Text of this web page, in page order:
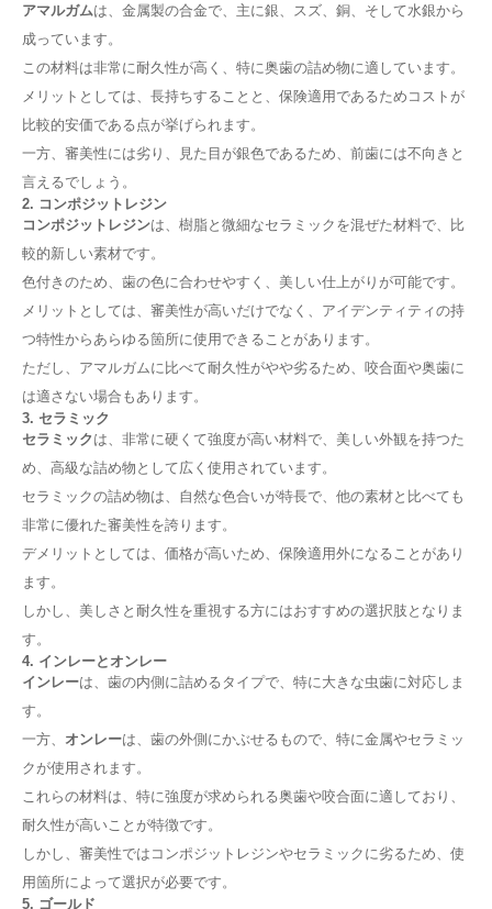
アマルガムは、金属製の合金で、主に銀、スズ、銅、そして水銀から
成っています。
この材料は非常に耐久性が高く、特に奥歯の詰め物に適しています。
メリットとしては、長持ちすることと、保険適用であるためコストが
比較的安価である点が挙げられます。
一方、審美性には劣り、見た目が銀色であるため、前歯には不向きと
言えるでしょう。
2. コンポジットレジン
コンポジットレジンは、樹脂と微細なセラミックを混ぜた材料で、比
較的新しい素材です。
色付きのため、歯の色に合わせやすく、美しい仕上がりが可能です。
メリットとしては、審美性が高いだけでなく、アイデンティティの持
つ特性からあらゆる箇所に使用できることがあります。
ただし、アマルガムに比べて耐久性がやや劣るため、咬合面や奥歯に
は適さない場合もあります。
3. セラミック
セラミック は、非常に硬くて強度が高い材料で、美しい外観を持つた
め、高級な詰め物として広く使用されています。
セラミックの詰め物は、自然な色合いが特長で、他の素材と比べても
非常に優れた審美性を誇ります。
デメリットとしては、価格が高いため、保険適用外になることがあり
ます。
しかし、美しさと耐久性を重視する方にはおすすめの選択肢となりま
す。
4. インレーとオンレー
インレーは、歯の内側に詰めるタイプで、特に大きな虫歯に対応しま
す。
一方、 オンレーは、歯の外側にかぶせるもので、特に金属やセラミッ
クが使用されます。
これらの材料は、特に強度が求められる奥歯や咬合面に適しており、
耐久性が高いことが特徴です。
しかし、審美性ではコンポジットレジンやセラミックに劣るため、使
用箇所によって選択が必要です。
5. ゴールド
歯の詰め物が痛む原因は何ですか？
1. 詰め物自体の問題
2. 歯と詰め物の接合部の問題
3. 咬合の問題
4. 歯の根や神経の問題
5. その他の要因
結論
詰め物が痛んだ場合、どのような対処法があります
か？
歯の詰め物が痛んだ場合の対処法
1. まずは痛みの原因を確認する
2. 自己処理の方法
4. 歯科での治療方法
5. 予防とメンテナンス
歯の詰め物に最適な材料はどれですか？
歯の詰め物に使われる主な材料
2. コンポジットレジン
3. セラミック
詰め物を選ぶ際の基準
1. 耐久性
2. 審美性
歯科医師との相談が重要
定期的な見直しと維持管理
詰め物のメンテナンスが必要な理由
日常的なメンテナンス方法
2. デンタルフロスの使用